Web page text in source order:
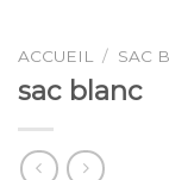
ACCUEIL / SAC
sac blanc